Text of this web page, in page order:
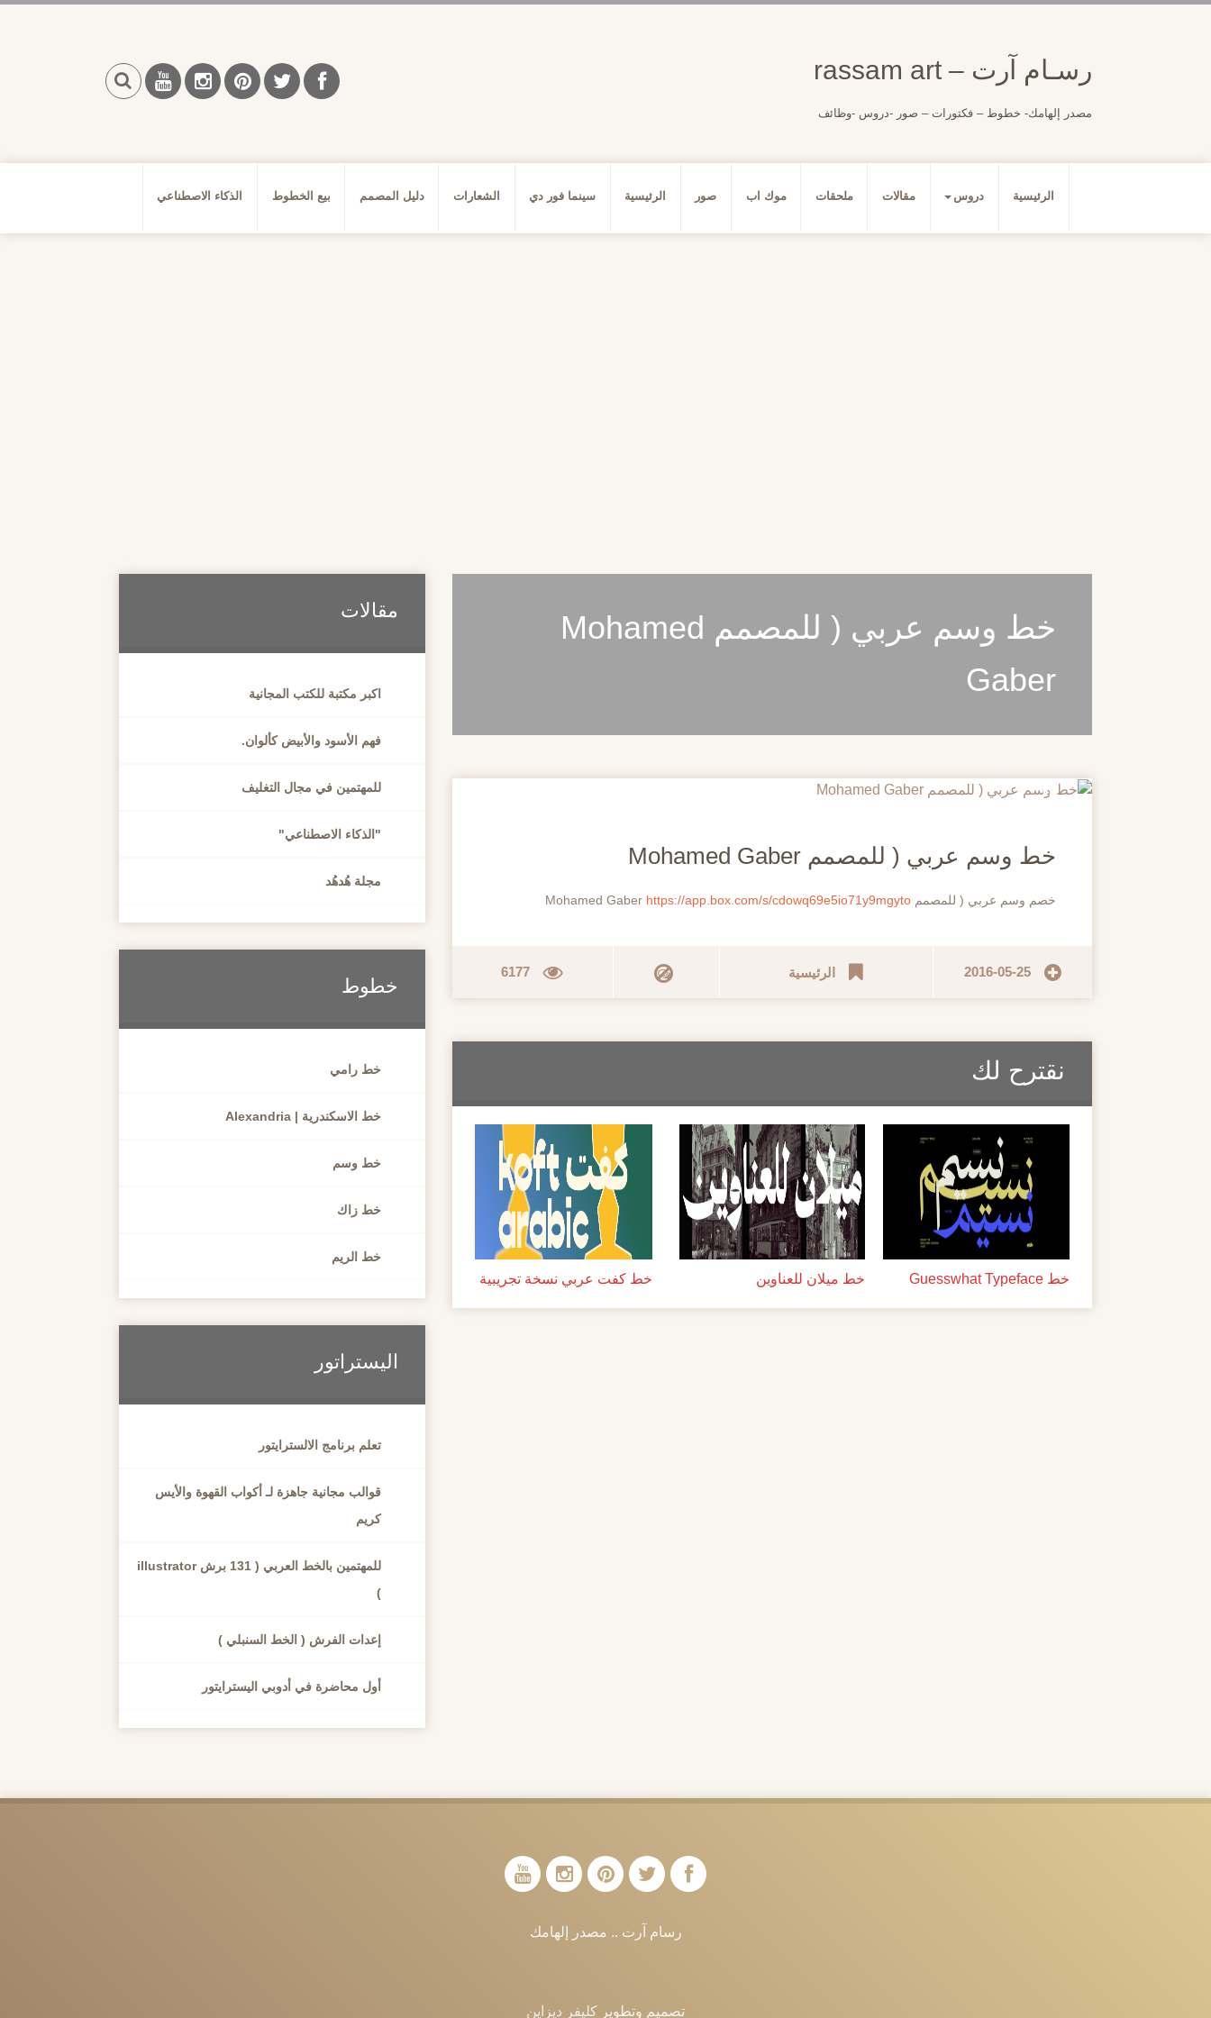
رسـام آرت – rassam art
مصدر إلهامك- خطوط – فكتورات – صور -دروس -وظائف
الرئيسية دروس مقالات ملحقات موك اب صور الرئيسية سينما فور دي الشعارات دليل المصمم بيع الخطوط الذكاء الاصطناعي
خط وسم عربي ( للمصمم Mohamed
Gaber
20
خط وسم عربي ( للمصمم Mohamed Gaber
خصم وسم عربي ( للمصمم Mohamed Gaber https://app.box.com/s/cdowq69e5io71y9mgyto
2016-05-25 الرئيسية 6177
نقترح لك
خط Guesswhat Typeface خط ميلان للعناوين خط كفت عربي نسخة تجريبية
مقالات
اكبر مكتبة للكتب المجانية
فهم الأسود والأبيض كألوان.
للمهتمين في مجال التغليف
"الذكاء الاصطناعي"
مجلة هُدهُد
خطوط
خط رامي
خط الاسكندرية | Alexandria
خط وسم
خط زاك
خط الريم
اليستراتور
تعلم برنامج الالسترايتور
قوالب مجانية جاهزة لـ أكواب القهوة والأيس
كريم
للمهتمين بالخط العربي ( 131 برش illustrator
)
إعدات الفرش ( الخط السنبلي )
أول محاضرة في أدوبي اليسترايتور
رسام آرت .. مصدر إلهامك
تصميم وتطوير كليفر ديزاين